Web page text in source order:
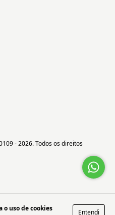
o uso de cookies
Entendi
- 2026. Todos os direitos